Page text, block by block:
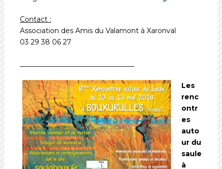
Contact :
Association des Amis du Valamont à Xaronval
03 29 38 06 27
Les
renc
ontr
es
auto
ur du
saule
à